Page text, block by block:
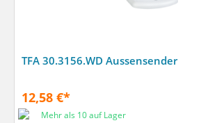
TFA 30.3156.WD Aussensender
12,58 €*
Mehr als 10 auf Lager